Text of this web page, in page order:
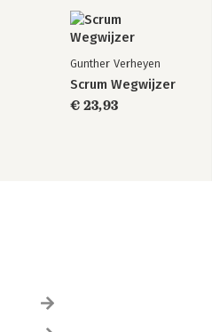
Gunther Verheyen
Scrum Wegwijzer
€ 23,93